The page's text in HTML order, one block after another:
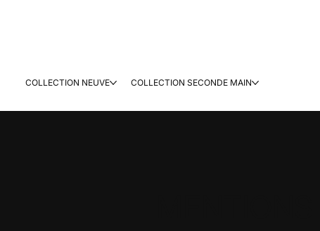
COLLECTION NEUVE COLLECTION SECONDE MAIN